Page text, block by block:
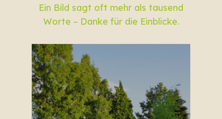
Ein Bild sagt oft mehr als tausend
Worte – Danke für die Einblicke.